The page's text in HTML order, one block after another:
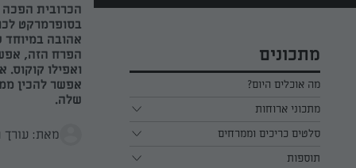
מתכונים
מה אוכלים היום?
מתכוני ארוחות
ארוחת בוקר
ארוחת צהריים
סלטים כריכים וממרחים
כל הסלטים כריכים וממרחים
תוספות
הכרובית
בסופרמרקט
אהובה במיוחד
הפרח הזה,
ואפילו
אפשר להכין
שלה.
מאת: עורך